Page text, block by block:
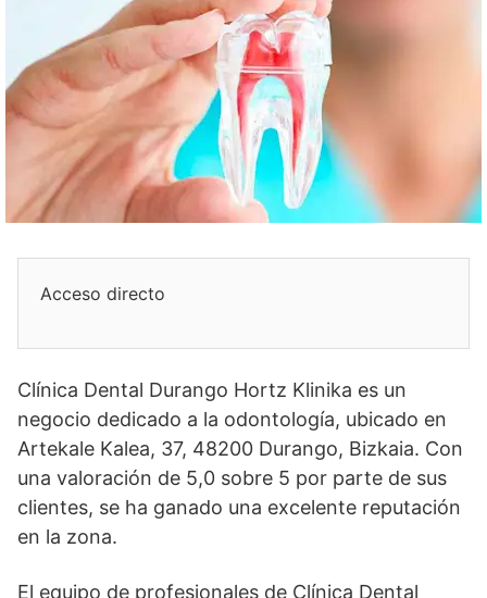
Acceso directo
Clínica Dental Durango Hortz Klinika es un
negocio dedicado a la odontología, ubicado en
Artekale Kalea, 37, 48200 Durango, Bizkaia. Con
una valoración de 5,0 sobre 5 por parte de sus
clientes, se ha ganado una excelente reputación
en la zona.
El equipo de profesionales de Clínica Dental